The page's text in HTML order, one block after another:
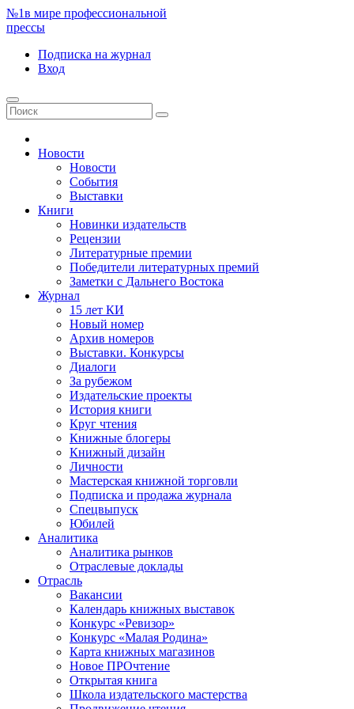
№1в мире профессиональной
прессы
Подписка на журнал
Вход
Новости
Новости
События
Выставки
Книги
Новинки издательств
Рецензии
Литературные премии
Победители литературных премий
Заметки с Дальнего Востока
Журнал
15 лет КИ
Новый номер
Архив номеров
Выставки. Конкурсы
Диалоги
За рубежом
Издательские проекты
История книги
Круг чтения
Книжные блогеры
Книжный дизайн
Личности
Мастерская книжной торговли
Подписка и продажа журнала
Спецвыпуск
Юбилей
Аналитика
Аналитика рынков
Отраслевые доклады
Отрасль
Вакансии
Календарь книжных выставок
Конкурс «Ревизор»
Конкурс «Малая Родина»
Карта книжных магазинов
Новое ПРОчтение
Открытая книга
Школа издательского мастерства